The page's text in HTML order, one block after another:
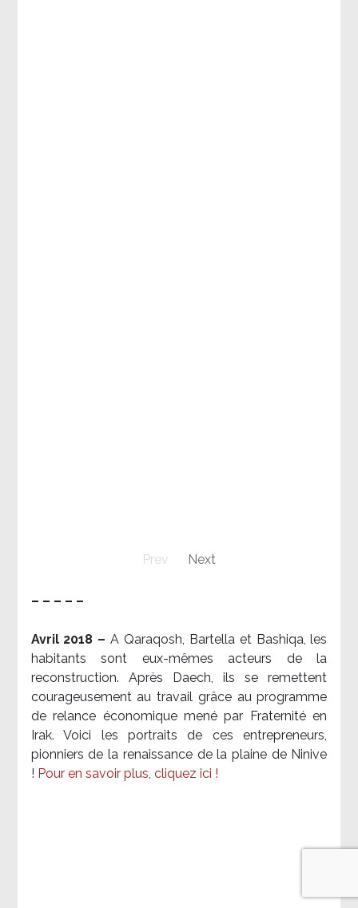
Prev Next
– – – – –
Avril 2018 –A Qaraqosh, Bartella et Bashiqa, les
habitants sont eux-mêmes acteurs de la
reconstruction. Après Daech, ils se remettent
courageusement au travail grâce au programme
de relance économique mené par Fraternité en
Irak. Voici les portraits de ces entrepreneurs,
pionniers de la renaissance de la plaine de Ninive
! Pour en savoir plus, cliquez ici !